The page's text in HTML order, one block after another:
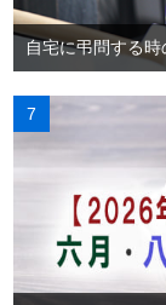
自宅に弔問する